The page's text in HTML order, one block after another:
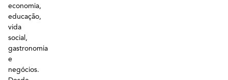
economia,
educação,
vida
social,
gastronomia
e
negócios.